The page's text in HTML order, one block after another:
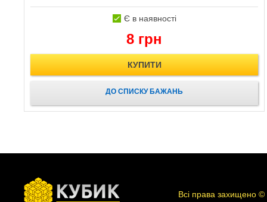
Є в наявності
8 грн
КУПИТИ
ДО СПИСКУ БАЖАНЬ
Всі права захищено ©